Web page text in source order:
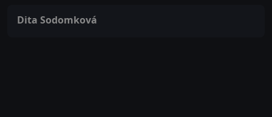
Dita Sodomková